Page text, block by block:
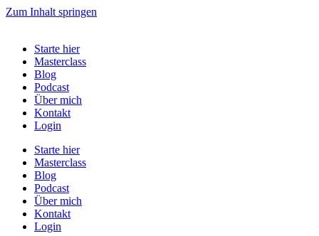
Zum Inhalt springen
Starte hier
Masterclass
Blog
Podcast
Über mich
Kontakt
Login
Starte hier
Masterclass
Blog
Podcast
Über mich
Kontakt
Login